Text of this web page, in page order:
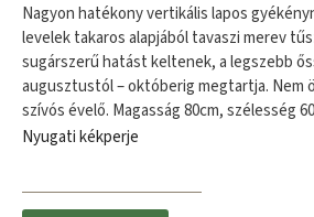
Nagyon hatékony vertikális lapos
levelek takaros alapjából tavaszi merev
sugárszerű hatást keltenek, a legszebb
augusztustól – októberig megtartja. Nem
szívós évelő. Magasság 80cm, szélesség
Nyugati kékperje